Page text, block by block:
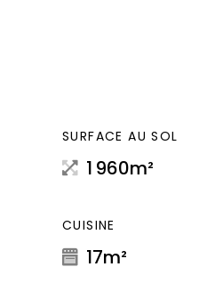
SURFACE AU SOL
1 960m²
CUISINE
17m²